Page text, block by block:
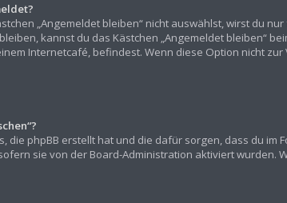
„Angemeldet bleiben“ nicht auswählst, wirst du
kannst du das Kästchen „Angemeldet bleiben“
Internetcafé, befindest. Wenn diese Option nicht
die phpBB erstellt hat und die dafür sorgen, dass du
sie von der Board-Administration aktiviert